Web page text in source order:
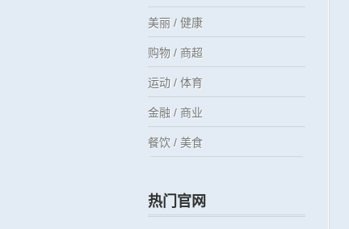
美丽 / 健康
购物 / 商超
运动 / 体育
金融 / 商业
餐饮 / 美食
热门官网